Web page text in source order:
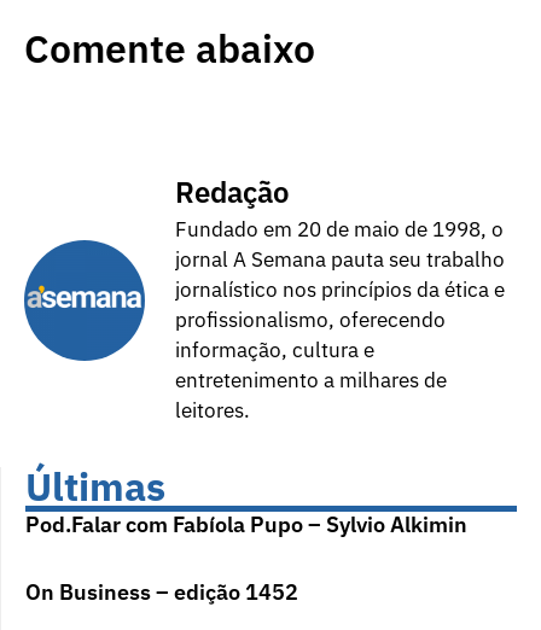
Comente abaixo
Redação
Fundado em 20 de maio de 1998, o
jornal A Semana pauta seu trabalho
jornalístico nos princípios da ética e
profissionalismo, oferecendo
informação, cultura e
entretenimento a milhares de
leitores.
Últimas
Pod.Falar com Fabíola Pupo – Sylvio Alkimin
On Business – edição 1452